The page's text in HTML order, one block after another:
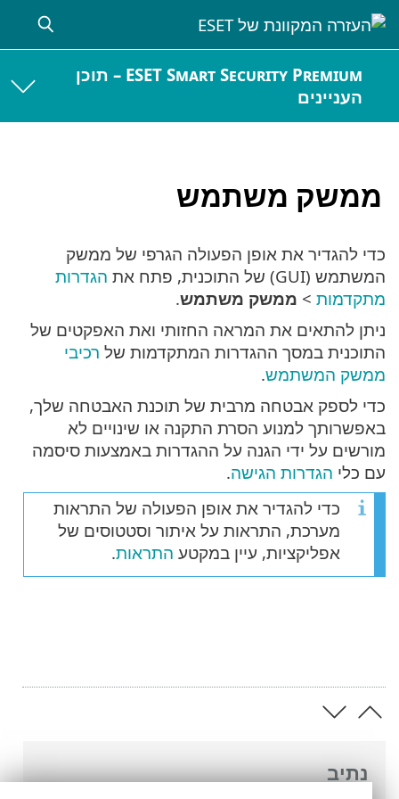
ESET Smart Security Premium – תוכן
העניינים
ממשק משתמש
נתיב
כדי להגדיר את אופן הפעולה הגרפי של ממשק
המשתמש (GUI) של התוכנית, פתח את
הגדרות
מתקדמות > ממשק משתמש.
ניתן להתאים את המראה החזותי ואת האפקטים של
התוכנית במסך ההגדרות המתקדמות של רכיבי
ממשק המשתמש.
כדי לספק אבטחה מרבית של תוכנת האבטחה שלך,
באפשרותך למנוע הסרת התקנה או שינויים לא
מורשים על ידי הגנה על ההגדרות באמצעות סיסמה
עם כלי הגדרות הגישה.
כדי להגדיר את אופן הפעולה של התראות
מערכת, התראות על איתור וסטטוסים של
אפליקציות, עיין במקטע התראות.